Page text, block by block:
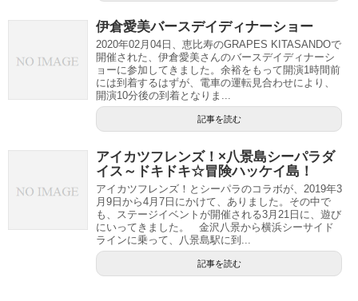
伊倉愛美バースデイディナーショー
2020年02月04日、恵比寿のGRAPES KITASANDOで
開催された、伊倉愛美さんのバースデイディナーシ
ョーに参加してきました。余裕をもって開演1時間前
には到着するはずが、電車の運転見合わせにより、
開演10分後の到着となりま...
記事を読む
アイカツフレンズ！×八景島シーパラダ
イス～ドキドキ☆冒険ハッケイ島！
アイカツフレンズ！とシーパラのコラボが、2019年3
月9日から4月7日にかけて、ありました。その中で
も、ステージイベントが開催される3月21日に、遊び
にいってきました。 金沢八景から横浜シーサイド
ラインに乗って、八景島駅に到...
記事を読む